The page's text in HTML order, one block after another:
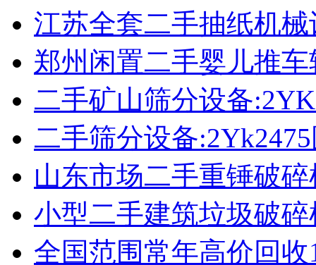
江苏全套二手抽纸机
郑州闲置二手婴儿推车
二手矿山筛分设备
二手筛分设备
山东市场二手重锤破
小型二手建筑垃圾破
全国范围常年高价回